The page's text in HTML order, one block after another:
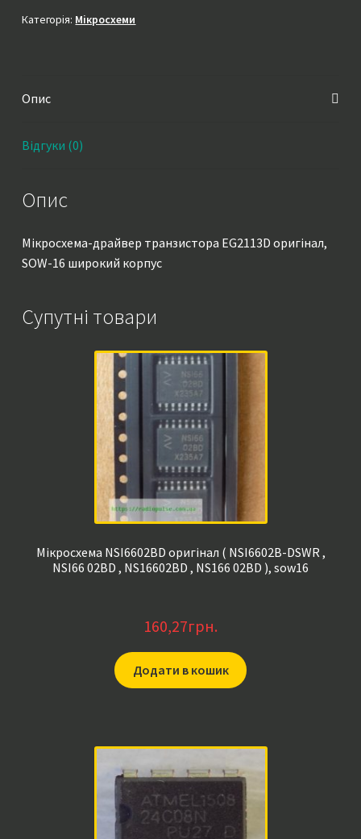
16
Категорія: Мікросхеми
Опис
Відгуки (0)
Опис
Мікросхема-драйвер транзистора EG2113D оригінал,
SOW-16 широкий корпус
Супутні товари
Мікросхема NSI6602BD оригінал ( NSI6602B-DSWR ,
NSI66 02BD , NS16602BD , NS166 02BD ), sow16
160,27грн.
Додати в кошик